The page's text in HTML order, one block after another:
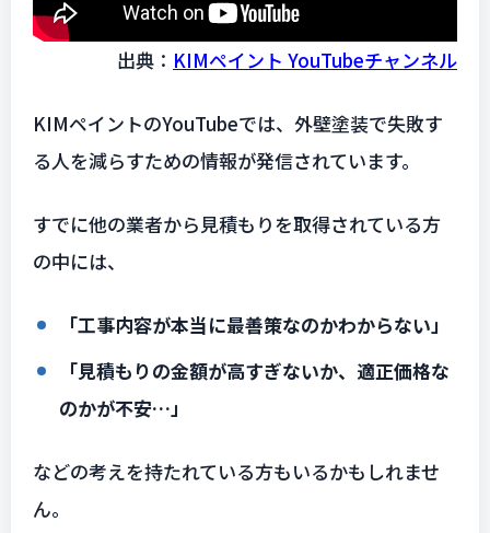
出典： KIMペイント YouTubeチャンネル
KIMペイントのYouTubeでは、外壁塗装で失敗す
る人を減らすための情報が発信されています。
すでに他の業者から見積もりを取得されている方
の中には、
「工事内容が本当に最善策なのかわからない」
「見積もりの金額が高すぎないか、適正価格な
のかが不安…」
などの考えを持たれている方もいるかもしれませ
ん。